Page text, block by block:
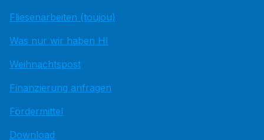
Fliesenarbeiten (toujou)
Was nur wir haben HI
Weihnachtspost
Finanzierung anfragen
Fördermittel
Download